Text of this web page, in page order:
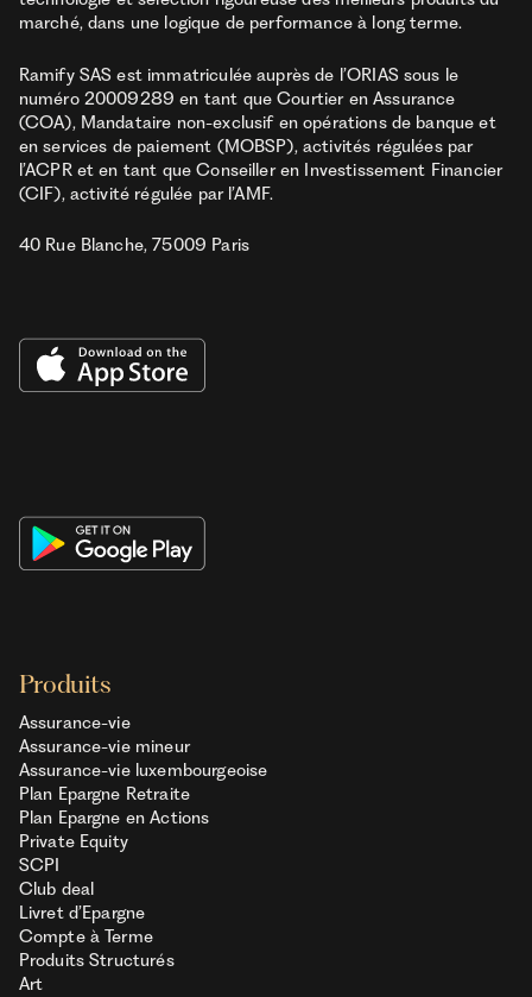
marché, dans une logique de performance à long terme.
Ramify SAS est immatriculée auprès de l’ORIAS sous le
numéro 20009289 en tant que Courtier en Assurance
(COA), Mandataire non-exclusif en opérations de banque et
en services de paiement (MOBSP), activités régulées par
l’ACPR et en tant que Conseiller en Investissement Financier
(CIF), activité régulée par l’AMF.
40 Rue Blanche, 75009 Paris
Produits
Assurance-vie
Assurance-vie mineur
Assurance-vie luxembourgeoise
Plan Epargne Retraite
Plan Epargne en Actions
Private Equity
SCPI
Club deal
Livret d’Epargne
Compte à Terme
Produits Structurés
Art